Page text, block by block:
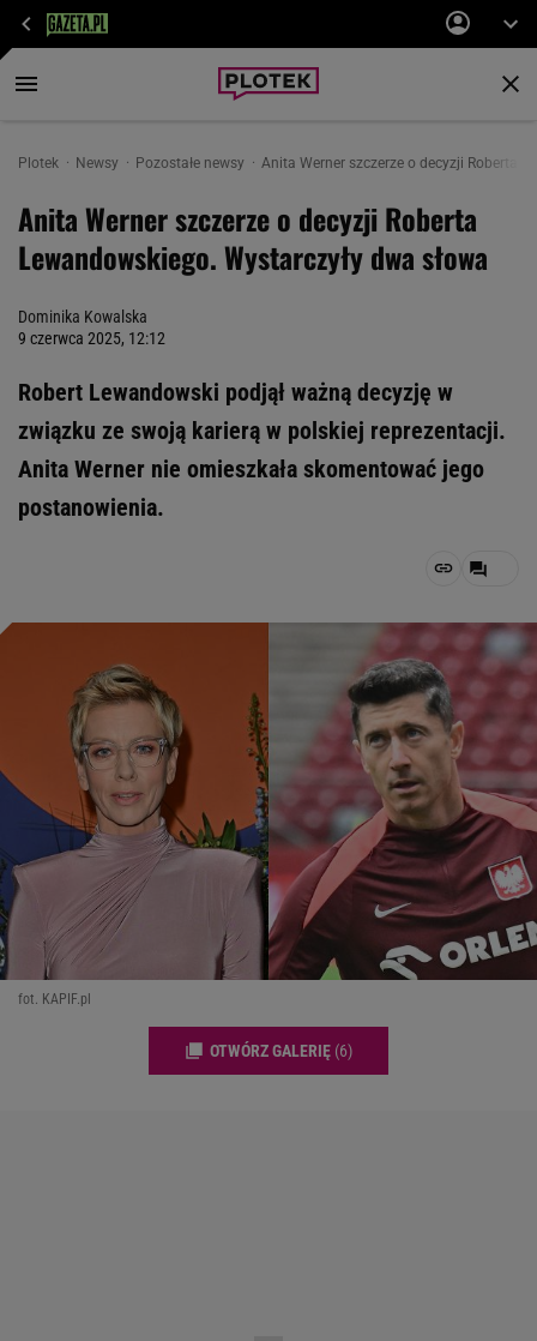
Plotek Newsy Pozostałe newsy Anita Werner szczerze o decyzji Roberta
Anita Werner szczerze o decyzji Roberta
Lewandowskiego. Wystarczyły dwa słowa
Dominika Kowalska
9 czerwca 2025, 12:12
Robert Lewandowski podjął ważną decyzję w
związku ze swoją karierą w polskiej reprezentacji.
Anita Werner nie omieszkała skomentować jego
postanowienia.
fot. KAPIF.pl
OTWÓRZ GALERIĘ (6)